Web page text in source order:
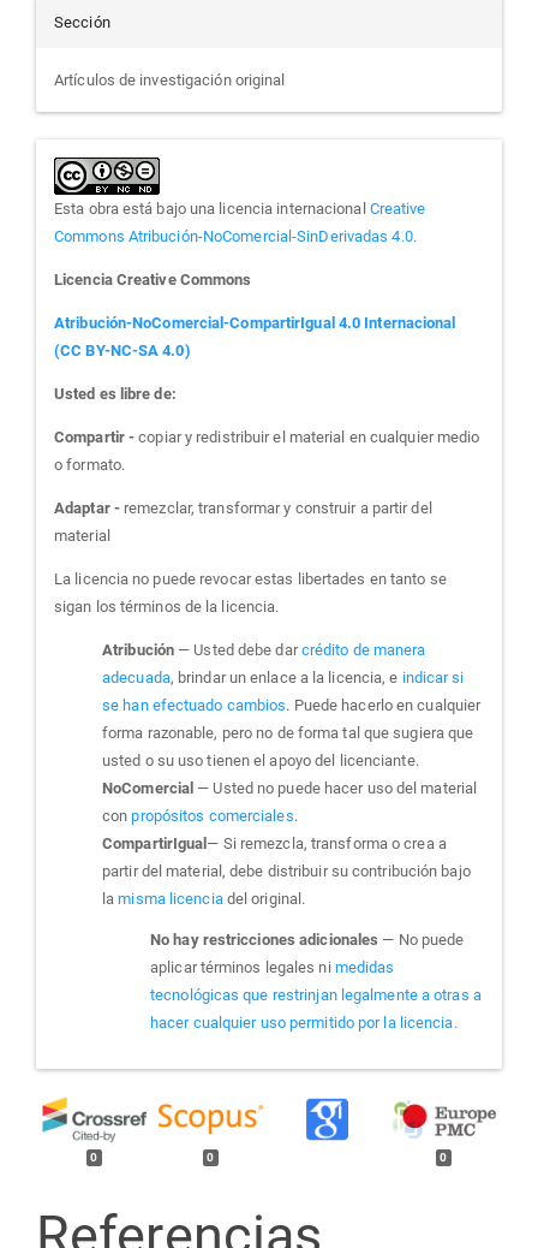
Sección
Artículos de investigación original
Esta obra está bajo una licencia internacional Creative
Commons Atribución-NoComercial-SinDerivadas 4.0.
Licencia Creative Commons
Atribución-NoComercial-CompartirIgual 4.0 Internacional
(CC BY-NC-SA 4.0)
Usted es libre de:
Compartir -copiar y redistribuir el material en cualquier medio
o formato.
Adaptar -remezclar, transformar y construir a partir del
material
La licencia no puede revocar estas libertades en tanto se
sigan los términos de la licencia.
Atribución — Usted debe darcrédito de manera
adecuada, brindar un enlace a la licencia, e indicar si
se han efectuado cambios. Puede hacerlo en cualquier
forma razonable, pero no de forma tal que sugiera que
usted o su uso tienen el apoyo del licenciante.
NoComercial — Usted no puede hacer uso del material
conpropósitos comerciales.
CompartirIgual — Si remezcla, transforma o crea a
partir del material, debe distribuir su contribución bajo
lamisma licenciadel original.
No hay restricciones adicionales — No puede
aplicar términos legales ni medidas
tecnológicas que restrinjan legalmente a otras a
hacer cualquier uso permitido por la licencia.
0 0 0